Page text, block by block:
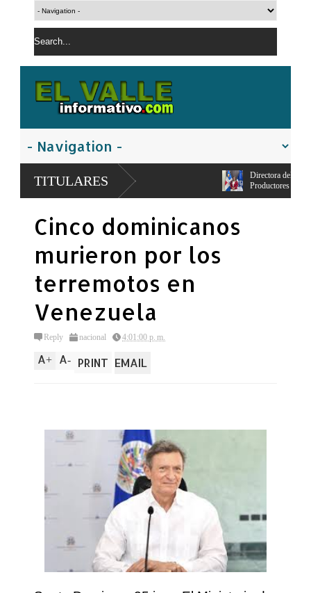
TITULARES
Directora del Centro UASD-San Juan
agropecuaria
Cinco dominicanos
murieron por los
terremotos en
Venezuela
Reply nacional 4:01:00 p. m.
A+ A- PRINT EMAIL